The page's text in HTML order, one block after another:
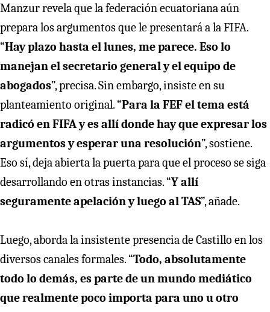
Manzur revela que la federación ecuatoriana aún
prepara los argumentos que le presentará a la FIFA.
“Hay plazo hasta el lunes, me parece. Eso lo
manejan el secretario general y el equipo de
abogados”, precisa. Sin embargo, insiste en su
planteamiento original. “Para la FEF el tema está
radicó en FIFA y es allí donde hay que expresar los
argumentos y esperar una resolución”, sostiene.
Eso sí, deja abierta la puerta para que el proceso se siga
desarrollando en otras instancias. “Y allí
seguramente apelación y luego al TAS”, añade.
Luego, aborda la insistente presencia de Castillo en los
diversos canales formales. “Todo, absolutamente
todo lo demás, es parte de un mundo mediático
que realmente poco importa para uno u otro